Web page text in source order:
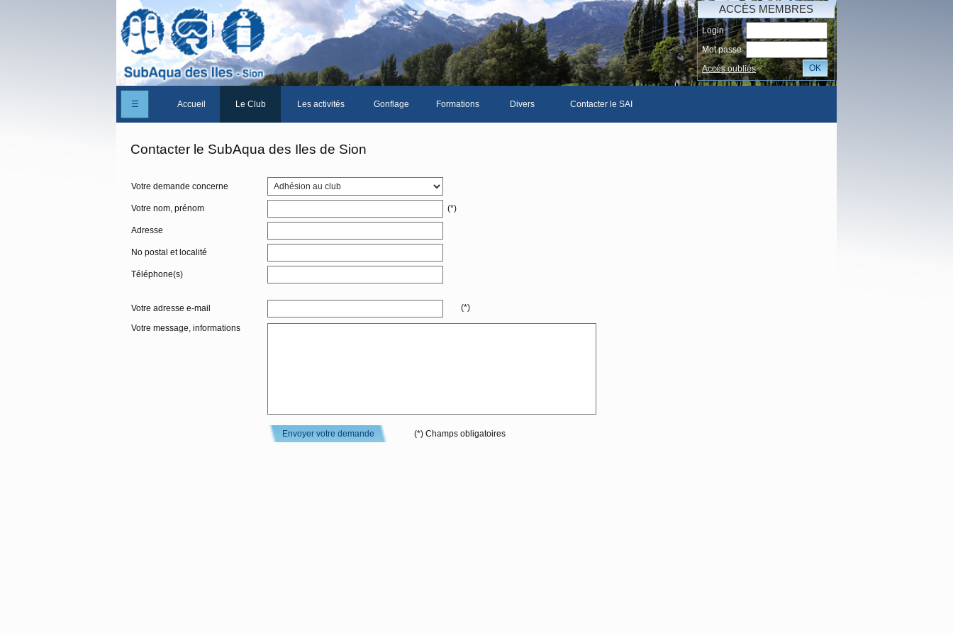
ACCÈS MEMBRES
Login
Mot passe
Accés oubliés
OK
☰ Accueil Le Club
La Cabane des Iles
Le domaine des Iles
Les activités Gonflage Formations Divers Contacter le SAI
Contacter le SubAqua des Iles de Sion
Votre demande concerne
Votre nom, prénom (*)
Adresse
No postal et localité
Téléphone(s)
Votre adresse e-mail (*)
Votre message, informations
Envoyer votre demande (*) Champs obligatoires